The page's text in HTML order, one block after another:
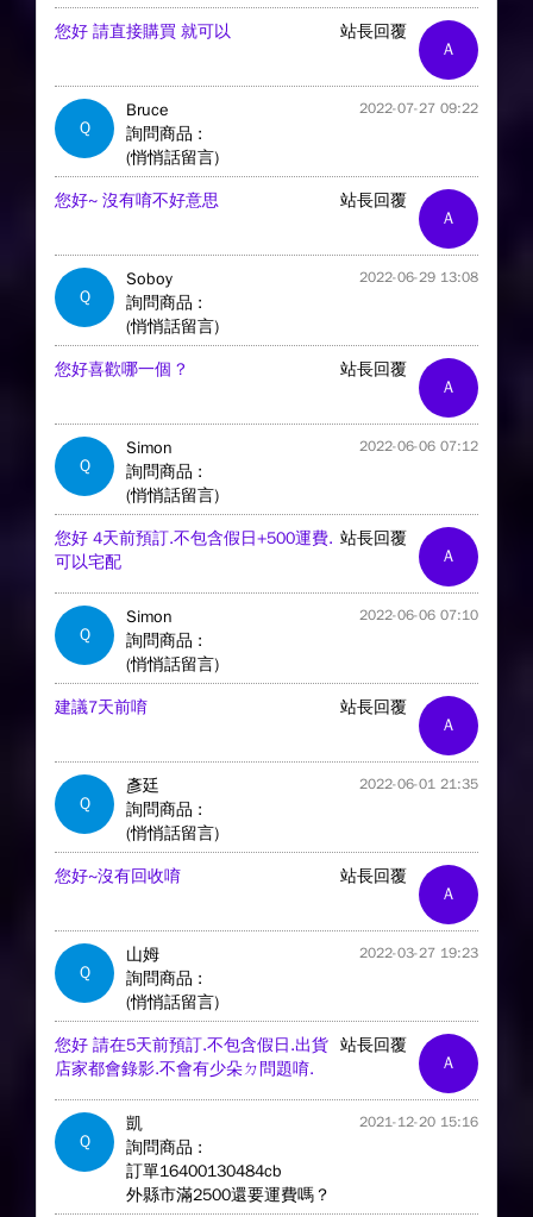
A
站長回覆
您好 請直接購買 就可以
Q
Bruce 2022-07-27 09:22
詢問商品 :
(悄悄話留言)
A
站長回覆
您好~ 沒有唷不好意思
Q
Soboy 2022-06-29 13:08
詢問商品 :
(悄悄話留言)
A
站長回覆
您好喜歡哪一個 ?
Q
Simon 2022-06-06 07:12
詢問商品 :
(悄悄話留言)
A
站長回覆
您好 4天前預訂.不包含假日+500運費.
可以宅配
Q
Simon 2022-06-06 07:10
詢問商品 :
(悄悄話留言)
A
站長回覆
建議7天前唷
Q
彥廷 2022-06-01 21:35
詢問商品 :
(悄悄話留言)
A
站長回覆
您好~沒有回收唷
Q
山姆 2022-03-27 19:23
詢問商品 :
(悄悄話留言)
A
站長回覆
您好 請在5天前預訂.不包含假日.出貨
店家都會錄影.不會有少朵ㄉ問題唷.
Q
凱 2021-12-20 15:16
詢問商品 :
訂單16400130484cb
外縣市滿2500還要運費嗎？